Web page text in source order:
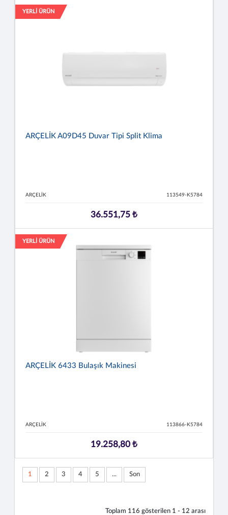
YERLİ ÜRÜN
ARÇELİK A09D45 Duvar Tipi Split Klima
ARÇELİK 113549-K5784
36.551,75 ₺
YERLİ ÜRÜN
ARÇELİK 6433 Bulaşık Makinesi
ARÇELİK 113866-K5784
19.258,80 ₺
1 2 3 4 5 ... Son
Toplam 116 gösterilen 1 - 12 arası